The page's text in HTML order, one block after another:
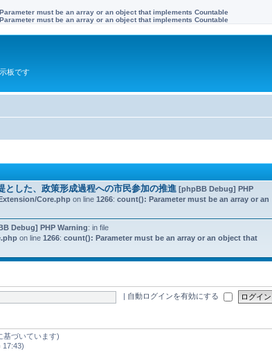
must be an array or an object that implements Countable
must be an array or an object that implements Countable
板です
した、政策形成過程への市民参加の推進 [phpBB Debug] PHP
Core.php on line 1266: count(): Parameter must be an array or an
Debug] PHP Warning: in file
on line 1266: count(): Parameter must be an array or an object that
自動ログインを有効にする
基づいています)
17:43)